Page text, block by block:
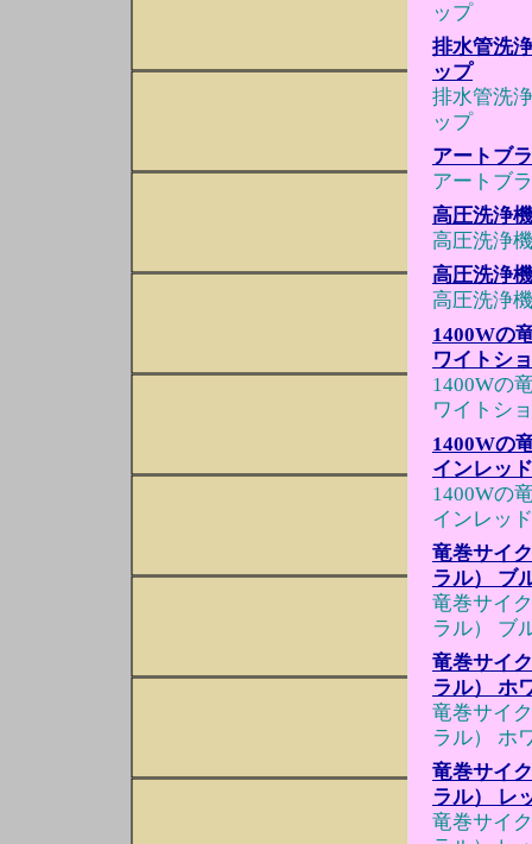
ップ
排水管洗
ップ
排水管洗
ップ
アートブ
アートブ
高圧洗浄
高圧洗浄
高圧洗浄
高圧洗浄
1400Wの
ワイトシ
1400Wの
ワイトシ
1400Wの
インレッ
1400Wの
インレッ
竜巻サイ
ラル） ブ
竜巻サイ
ラル） ブ
竜巻サイ
ラル） ホ
竜巻サイ
ラル） ホ
竜巻サイ
ラル） レ
竜巻サイ